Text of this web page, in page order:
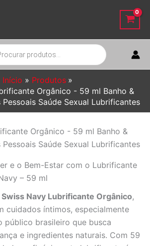
Início
Produtos
Orgânico - 59 ml Banho &
Saúde Sexual Lubrificantes
Orgânico - 59 ml Banho &
Saúde Sexual Lubrificantes
e o Bem-Estar com o Lubrificante
– 59 ml
Swiss Navy Lubrificante Orgânico,
cuidados íntimos, especialmente
público brasileiro que busca
e ingredientes naturais. Com 59